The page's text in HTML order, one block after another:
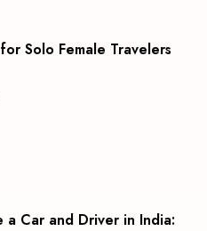
Solo Female Travelers
a Car and Driver in India: